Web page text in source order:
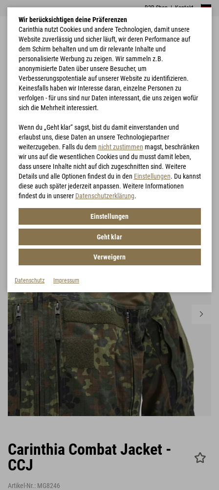
B2B Shop|Kontakt
Home Bekleidung
Combat
Garments
Carinthia Combat Jacket -
Carinthia Combat Jacket -
CCJ
Artikel-Nr.: MG8246
Wir berücksichtigen deine Präferenzen
Carinthia nutzt Cookies und andere Technologien, damit unsere
Website zuverlässig und sicher läuft, wir deren Performance auf
dem Schirm behalten und um dir relevante Inhalte und
personalisierte Werbung zu zeigen. Wir sammeln z.B.
anonymisierte Daten über unsere Besucher, um
Verbesserungspotentiale auf unserer Website zu identifizieren.
Keinesfalls haben wir Interesse daran, einzelne Personen zu
verfolgen - für uns sind nur Daten interessant, die uns zeigen wofür
sich die Mehrheit interessiert.
Wenn du „Geht klar“ sagst, bist du damit einverstanden und
erlaubst uns, diese Daten an unsere Technologiepartner
weiterzugeben. Falls du dem nicht zustimmen magst, beschränken
wir uns auf die wesentlichen Cookies und du musst damit leben,
dass unsere Inhalte nicht auf dich zugeschnitten sind. Weitere
Details und alle Optionen findest du in den Einstellungen. Du kannst
diese auch später jederzeit anpassen. Weitere Informationen
findest du in unserer Datenschutzerklärung.
Einstellungen
Geht klar
Verweigern
Datenschutz Impressum